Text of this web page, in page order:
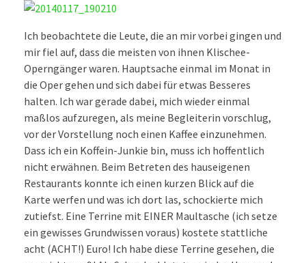
Ich beobachtete die Leute, die an mir vorbei gingen und
mir fiel auf, dass die meisten von ihnen Klischee-
Operngänger waren. Hauptsache einmal im Monat in
die Oper gehen und sich dabei für etwas Besseres
halten. Ich war gerade dabei, mich wieder einmal
maßlos aufzuregen, als meine Begleiterin vorschlug,
vor der Vorstellung noch einen Kaffee einzunehmen.
Dass ich ein Koffein-Junkie bin, muss ich hoffentlich
nicht erwähnen. Beim Betreten des hauseigenen
Restaurants konnte ich einen kurzen Blick auf die
Karte werfen und was ich dort las, schockierte mich
zutiefst. Eine Terrine mit EINER Maultasche (ich setze
ein gewisses Grundwissen voraus) kostete stattliche
acht (ACHT!) Euro! Ich habe diese Terrine gesehen, die